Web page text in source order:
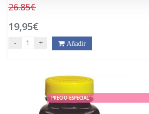
26.85€
19,95€
- + Añadir
PRECIO ESPECIAL